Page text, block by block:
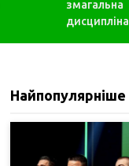
змагальна
дисципліна
Найпопулярніше